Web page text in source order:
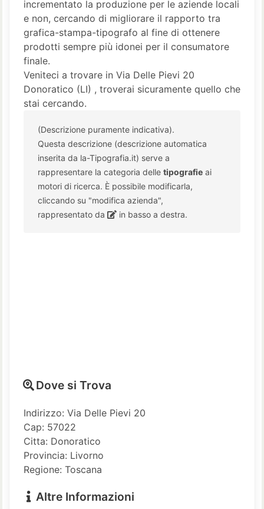
incrementato la produzione per le aziende locali
e non, cercando di migliorare il rapporto tra
grafica-stampa-tipografo al fine di ottenere
prodotti sempre più idonei per il consumatore
finale.
Veniteci a trovare in Via Delle Pievi 20
Donoratico (LI) , troverai sicuramente quello che
stai cercando.
(Descrizione puramente indicativa).
Questa descrizione (descrizione automatica
inserita da la-Tipografia.it) serve a
rappresentare la categoria delle tipografie ai
motori di ricerca. È possibile modificarla,
cliccando su "modifica azienda",
rappresentato da
in basso a destra.
Dove si Trova
Indirizzo: Via Delle Pievi 20
Cap: 57022
Citta: Donoratico
Provincia: Livorno
Regione: Toscana
Altre Informazioni